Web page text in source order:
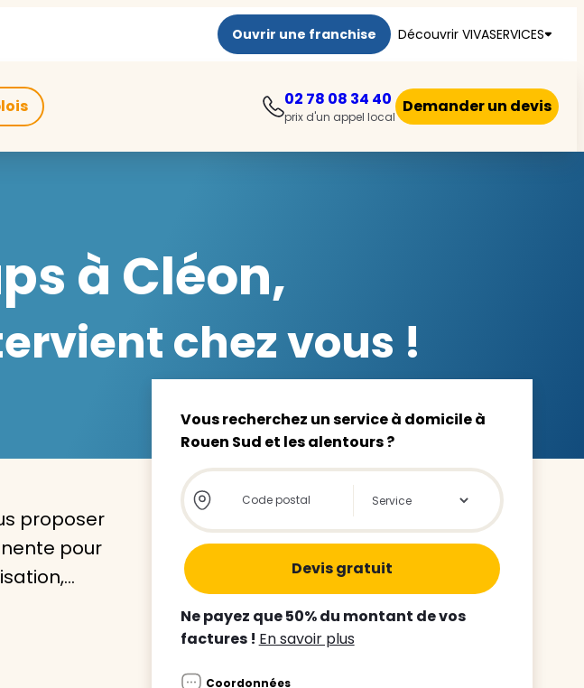
Ouvrir une franchise Découvrir VIVASERVICES
02 78 08 34 40
prix d'un appel local
Demander un devis
trouvez le
qui vous
la garde de votre enfant
parent, nos intervenants à
à Cléon,
chez vous !
proposer
pour
Vous recherchez un service à domicile à
Rouen Sud et les alentours ?
Store locator global - Autocompletion
Rechercher
Ne payez que 50% du montant de vos
factures ! En savoir plus
Coordonnées